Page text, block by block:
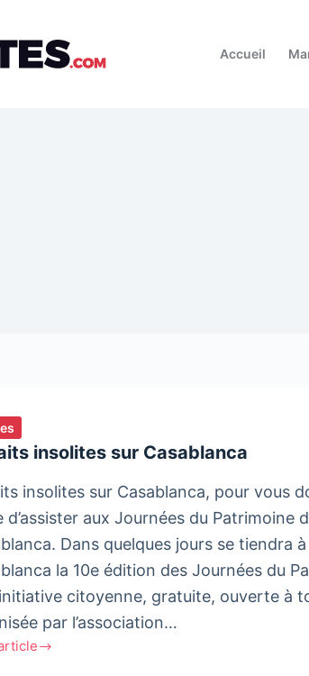
Accueil
insolites sur Casablanca
insolites sur Casablanca, pour vous
d’assister aux Journées du Patrimoine
Dans quelques jours se tiendra à
la 10e édition des Journées du
citoyenne, gratuite, ouverte à
par l’association…